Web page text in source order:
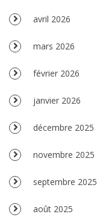
avril 2026
mars 2026
février 2026
janvier 2026
décembre 2025
novembre 2025
septembre 2025
août 2025